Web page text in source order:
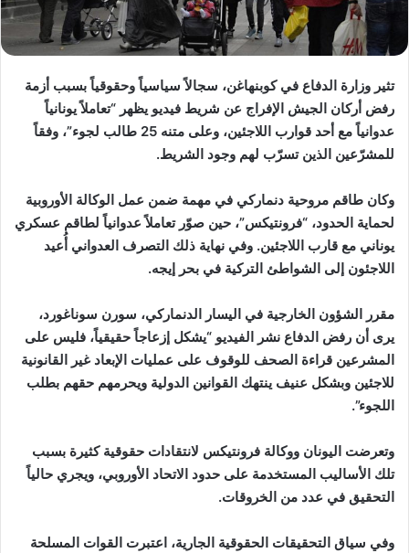
تثير وزارة الدفاع في كوبنهاغن، سجالاً سياسياً وحقوقياً بسبب أزمة
رفض أركان الجيش الإفراج عن شريط فيديو يظهر “تعاملاً يونانياً
عدوانياً مع أحد قوارب اللاجئين، وعلى متنه 25 طالب لجوء”، وفقاً
للمشرّعين الذين تسرّب لهم وجود الشريط.
وكان طاقم مروحية دنماركي في مهمة ضمن عمل الوكالة الأوروبية
لحماية الحدود، “فرونتيكس”، حين صوّر تعاملاً عدوانياً لطاقم عسكري
يوناني مع قارب اللاجئين. وفي نهاية ذلك التصرف العدواني أُعيد
اللاجئون إلى الشواطئ التركية في بحر إيجه.
مقرر الشؤون الخارجية في اليسار الدنماركي، سورن سوناغورد،
يرى أن رفض الدفاع نشر الفيديو “يشكل إزعاجاً حقيقياً، فليس على
المشرعين قراءة الصحف للوقوف على عمليات الإبعاد غير القانونية
للاجئين وبشكل عنيف ينتهك القوانين الدولية ويحرمهم حقهم بطلب
اللجوء”.
وتعرضت اليونان ووكالة فرونتيكس لانتقادات حقوقية كثيرة بسبب
تلك الأساليب المستخدمة على حدود الاتحاد الأوروبي، ويجري حالياً
التحقيق في عدد من الخروقات.
وفي سياق التحقيقات الحقوقية الجارية، اعتبرت القوات المسلحة